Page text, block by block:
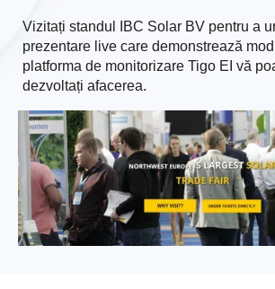
Vizitați standul IBC Solar BV pentru a
prezentare live care demonstrează
platforma de monitorizare Tigo EI vă
dezvoltați afacerea.